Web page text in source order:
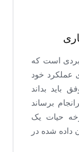
است که
عملکرد خود
باید بداند
برساند
حیات یک
شده در